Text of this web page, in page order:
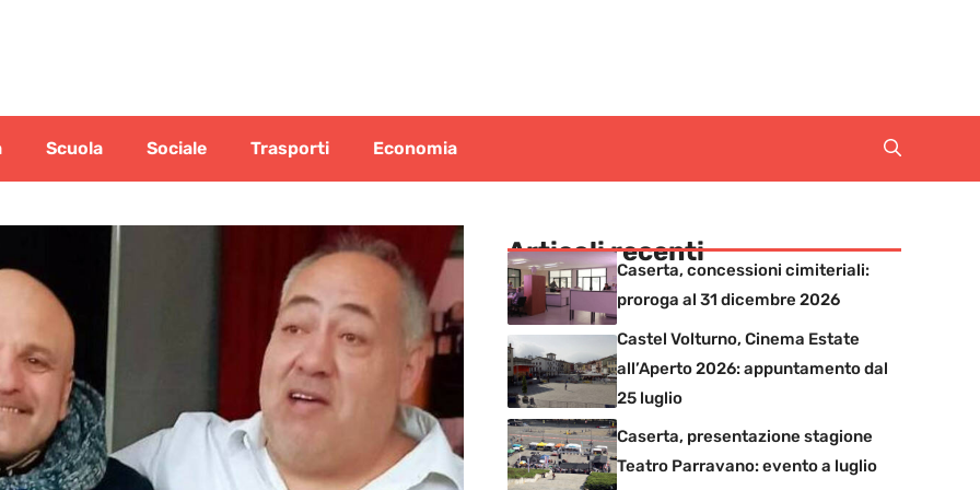
Scuola Sociale Trasporti Economia
Articoli recenti
Caserta, concessioni cimiteriali:
proroga al 31 dicembre 2026
Castel Volturno, Cinema Estate
all’Aperto 2026: appuntamento dal
25 luglio
Caserta, presentazione stagione
Teatro Parravano: evento a luglio